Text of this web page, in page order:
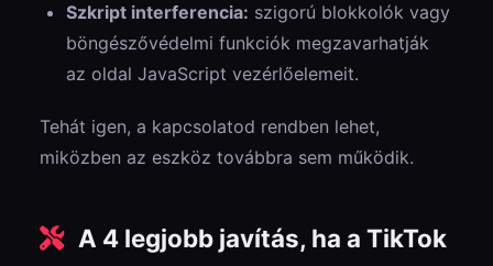
Szkript interferencia: szigorú blokkolók vagy
böngészővédelmi funkciók megzavarhatják
az oldal JavaScript vezérlőelemeit.
Tehát igen, a kapcsolatod rendben lehet,
miközben az eszköz továbbra sem működik.
A 4 legjobb javítás, ha a TikTok